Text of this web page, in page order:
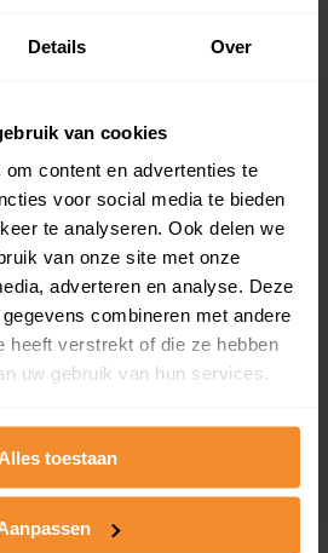
Details Over
van cookies
content en advertenties te
voor social media te bieden
te analyseren. Ook delen we
van onze site met onze
adverteren en analyse. Deze
combineren met andere
heeft verstrekt of die ze hebben
uw gebruik van hun services.
Alles toestaan
een postcodegebied. Dit
pakket
perceel
met de kadastrale erfgrenzen,